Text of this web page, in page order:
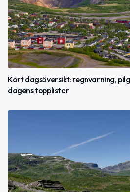
Kort dagsöversikt: regnvarning,
dagens topplistor